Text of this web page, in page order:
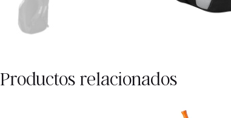
Productos relacionados